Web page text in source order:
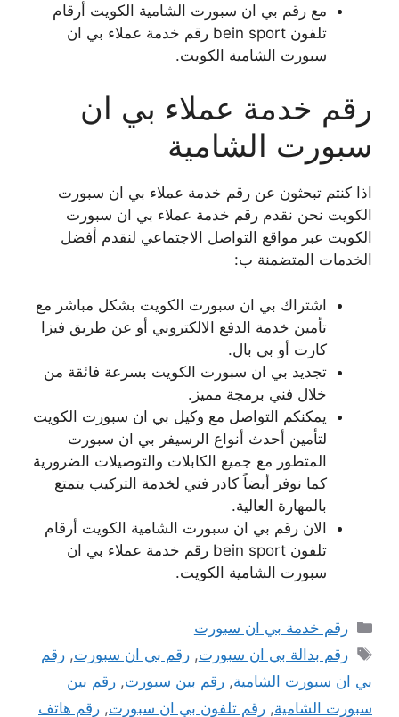
مع رقم بي ان سبورت الشامية الكويت أرقام
تلفون bein sport رقم خدمة عملاء بي ان
سبورت الشامية الكويت.
رقم خدمة عملاء بي ان
سبورت الشامية
اذا كنتم تبحثون عن رقم خدمة عملاء بي ان سبورت
الكويت نحن نقدم رقم خدمة عملاء بي ان سبورت
الكويت عبر مواقع التواصل الاجتماعي لنقدم أفضل
الخدمات المتضمنة ب:
اشتراك بي ان سبورت الكويت بشكل مباشر مع
تأمين خدمة الدفع الالكتروني أو عن طريق فيزا
كارت أو بي بال.
تجديد بي ان سبورت الكويت بسرعة فائقة من
خلال فني برمجة مميز.
يمكنكم التواصل مع وكيل بي ان سبورت الكويت
لتأمين أحدث أنواع الرسيفر بي ان سبورت
المتطور مع جميع الكابلات والتوصيلات الضرورية
كما نوفر أيضاً كادر فني لخدمة التركيب يتمتع
بالمهارة العالية.
الان رقم بي ان سبورت الشامية الكويت أرقام
تلفون bein sport رقم خدمة عملاء بي ان
سبورت الشامية الكويت.
التصنيفات
رقم خدمة بي ان سبورت
الوسوم
رقم بدالة بي ان سبورت,رقم بي ان سبورت,رقم
بي ان سبورت الشامية, رقم بين سبورت, رقم بين
سبورت الشامية, رقم تلفون بي ان سبورت, رقم هاتف